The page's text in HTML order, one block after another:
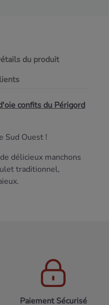
du produit
confits du Périgord
Sud Ouest !
délicieux manchons
traditionnel,
Paiement Sécurisé